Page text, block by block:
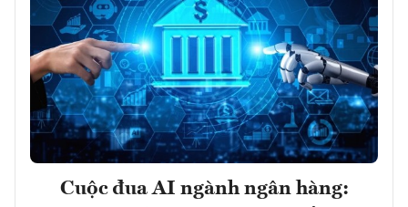
Cuộc đua AI ngành ngân hàng: